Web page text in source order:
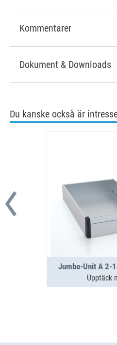
Kommentarer
Dokument & Downloads
Du kanske också är
Jumbo-Unit A 2-
Upptäck